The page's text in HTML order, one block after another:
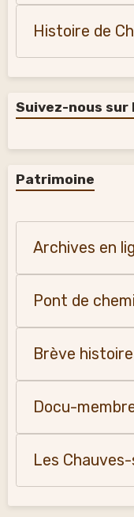
Histoire de
Suivez-nous sur
Patrimoine
Archives en
Pont de
Brève
Docu-
Les